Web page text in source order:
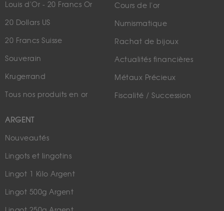
Louis d'Or - 20 Francs Or
20 Dollars US
20 Francs Suisse
Souverain
Krugerrand
Tous nos produits en or
ARGENT
Nouveautés
Lingots et lingotins
Lingot 1 Kilo Argent
Lingot 500g Argent
Cours de l'or
Numismatique
Rachat de bijoux
Actualités financières
Métaux Précieux
Fiscalité / Succession